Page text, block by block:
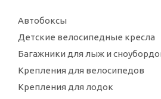
Автобоксы
Детские велосипедные кресла
Багажники для лыж и
Крепления для велосипедов
Крепления для лодок